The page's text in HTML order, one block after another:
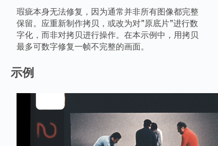
瑕疵本身无法修复，因为通常并非所有图像都完整
保留。应重新制作拷贝，或改为对”原底片”进行数
字化，而非对拷贝进行操作。在本示例中，用拷贝
最多可数字修复一帧不完整的画面。
示例